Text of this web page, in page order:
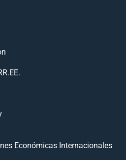
Económicas Internacionales